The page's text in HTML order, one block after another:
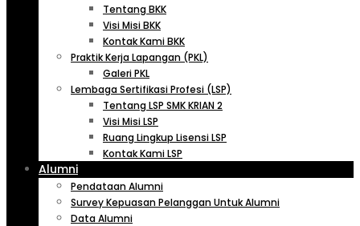
Tentang BKK
Visi Misi BKK
Kontak Kami BKK
Praktik Kerja Lapangan (PKL)
Galeri PKL
Lembaga Sertifikasi Profesi (LSP)
Tentang LSP SMK KRIAN 2
Visi Misi LSP
Ruang Lingkup Lisensi LSP
Kontak Kami LSP
Alumni
Pendataan Alumni
Survey Kepuasan Pelanggan Untuk Alumni
Data Alumni